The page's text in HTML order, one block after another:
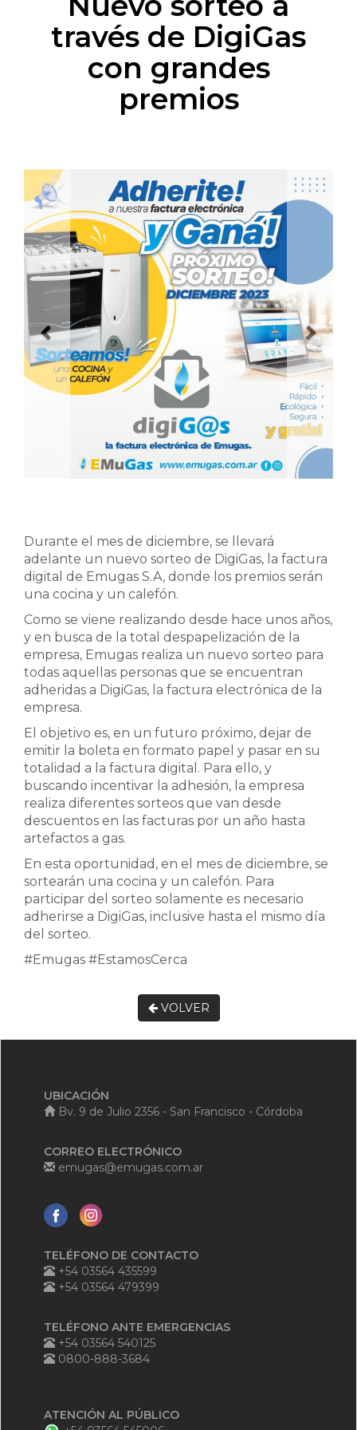
través de DigiGas
con grandes
premios
Durante el mes de diciembre, se llevará
adelante un nuevo sorteo de DigiGas, la factura
digital de Emugas S.A, donde los premios serán
una cocina y un calefón.
Como se viene realizando desde hace unos años,
y en busca de la total despapelización de la
empresa, Emugas realiza un nuevo sorteo para
todas aquellas personas que se encuentran
adheridas a DigiGas, la factura electrónica de la
empresa.
El objetivo es, en un futuro próximo, dejar de
emitir la boleta en formato papel y pasar en su
totalidad a la factura digital. Para ello, y
buscando incentivar la adhesión, la empresa
realiza diferentes sorteos que van desde
descuentos en las facturas por un año hasta
artefactos a gas.
En esta oportunidad, en el mes de diciembre, se
sortearán una cocina y un calefón. Para
participar del sorteo solamente es necesario
adherirse a DigiGas, inclusive hasta el mismo día
del sorteo.
#Emugas #EstamosCerca
VOLVER
UBICACIÓN
Bv. 9 de Julio 2356 - San Francisco - Córdoba
CORREO ELECTRÓNICO
emugas@emugas.com.ar
TELÉFONO DE CONTACTO
+54 03564 435599
+54 03564 479399
TELÉFONO ANTE EMERGENCIAS
+54 03564 540125
0800-888-3684
ATENCIÓN AL PÚBLICO